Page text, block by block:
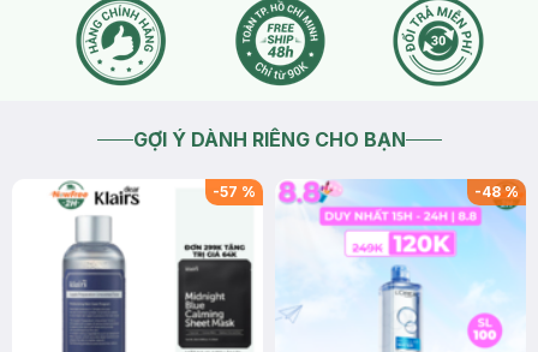
GỢI Ý DÀNH RIÊNG CHO BẠN
-57 % -48%